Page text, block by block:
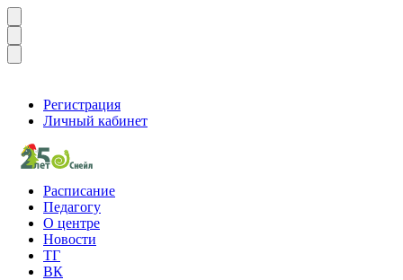
Регистрация
Личный кабинет
Расписание
Педагогу
О центре
Новости
ТГ
ВК